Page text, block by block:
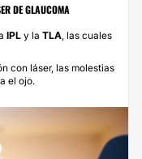
DE GLAUCOMA
IPL y la TLA , las cuales
con láser, las molestias
el ojo.